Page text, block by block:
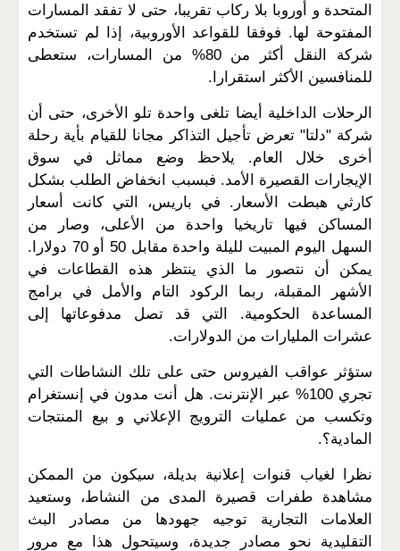
المتحدة و أوروبا بلا ركاب تقريبا، حتى لا تفقد المسارات
المفتوحة لها. فوفقا للقواعد الأوروبية، إذا لم تستخدم
شركة النقل أكثر من 80% من المسارات، ستعطى
للمنافسين الأكثر استقرارا.
الرحلات الداخلية أيضا تلغى واحدة تلو الأخرى، حتى أن
شركة "دلتا" تعرض تأجيل التذاكر مجانا للقيام بأية رحلة
أخرى خلال العام. يلاحظ وضع مماثل في سوق
الإيجارات القصيرة الأمد. فبسبب انخفاض الطلب بشكل
كارثي هبطت الأسعار. في باريس، التي كانت أسعار
المساكن فيها تاريخيا واحدة من الأعلى، وصار من
السهل اليوم المبيت لليلة واحدة مقابل 50 أو 70 دولارا.
يمكن أن نتصور ما الذي ينتظر هذه القطاعات في
الأشهر المقبلة، ربما الركود التام والأمل في برامج
المساعدة الحكومية. التي قد تصل مدفوعاتها إلى
عشرات المليارات من الدولارات.
ستؤثر عواقب الفيروس حتى على تلك النشاطات التي
تجري 100% عبر الإنترنت. هل أنت مدون في إنستغرام
وتكسب من عمليات الترويج الإعلاني و بيع المنتجات
المادية؟.
نظرا لغياب قنوات إعلانية بديلة، سيكون من الممكن
مشاهدة طفرات قصيرة المدى من النشاط، وستعيد
العلامات التجارية توجيه جهودها من مصادر البث
التقليدية نحو مصادر جديدة، وسيتحول هذا مع مرور